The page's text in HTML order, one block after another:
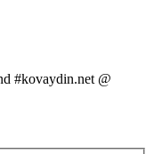
#kovaydin.net @